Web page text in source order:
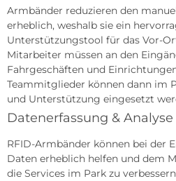
Armbänder reduzieren den
erheblich, weshalb sie ein
Unterstützungstool für das Vor-
Mitarbeiter müssen an den
Fahrgeschäften und
Teammitglieder können dann im
und Unterstützung eingesetzt
Datenerfassung & Analyse
RFID-Armbänder können bei der
Daten erheblich helfen und dem
die Services im Park zu